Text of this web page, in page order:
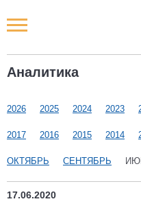
Аналитика
2026 2025 2024 2023
2017 2016 2015 2014
ОКТЯБРЬ СЕНТЯБРЬ
17.06.2020
Новости РФ
Наши мероприятия
Статьи